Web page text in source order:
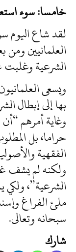
خامسا: سوء
لقد شاع اليوم
العلمانيين
الشرعية وغلبت
ويسعى
بها إلى إبطال
وغاية أمرهم “أن
حراما، بل
الفقهية
ولكنه لم يشف
الشرعية”،
ملئ الفراغ
سبحانه وتعالى.
شارك